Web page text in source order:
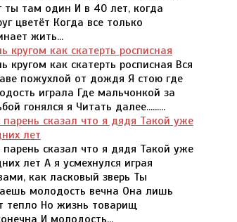
ты там один И в 40 лет, когда
цветёт Когда все только
жить...
кругом как скатерть росписная
кругом как скатерть росписная Вся
пожухлой от дождя Я стою где
играла Где мальчонкой за
гонялся я Читать далее.........
сказал что я дядя Такой уже
лет
сказал что я дядя Такой уже
лет А я усмехнулся играя
как ласковый зверь Ты
молодость вечна Она лишь
тепло Но жизнь товарищ
И молодость...